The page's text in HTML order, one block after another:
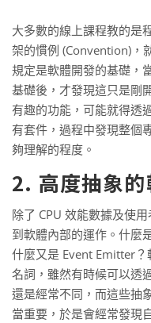
大多數的線上課程教的是
架的慣例 (Convention)，
規定是軟體開發的基礎，
基礎後，才發現這只是剛
有趣的功能，可能就得透
有套件，過程中發現整個
夠理解的程度。
2. 高度抽象
除了 CPU 效能數據及使
到軟體內部的運作。什麼
什麼又是 Event Emitter
名詞，雖然有時候可以透
還是經常不同，而這些抽
當重要，於是會經常發現